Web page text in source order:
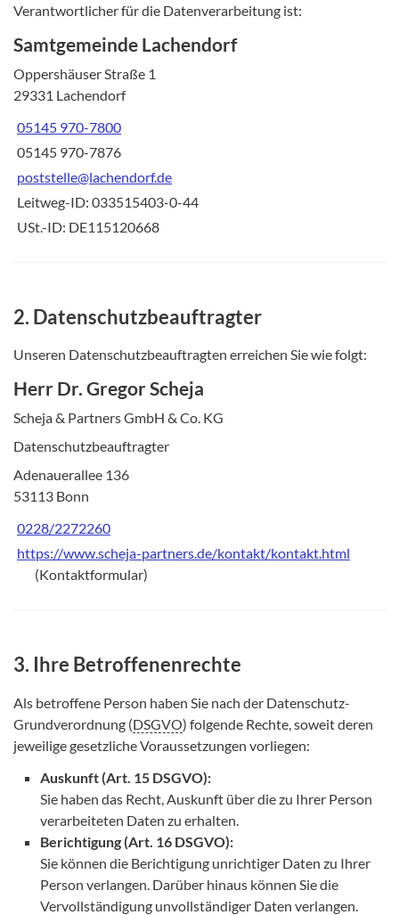
Verantwortlicher für die Datenverarbeitung ist:
Samtgemeinde Lachendorf
Oppershäuser Straße 1
29331 Lachendorf
05145 970-7800
05145 970-7876
poststelle@lachendorf.de
Leitweg-ID: 033515403-0-44
USt.-ID: DE115120668
2. Datenschutzbeauftragter
Unseren Datenschutzbeauftragten erreichen Sie wie folgt:
Herr Dr. Gregor Scheja
Scheja & Partners GmbH & Co. KG
Datenschutzbeauftragter
Adenauerallee 136
53113 Bonn
0228/2272260
https://www.scheja-partners.de/kontakt/kontakt.html
(Kontaktformular)
3. Ihre Betroffenenrechte
Als betroffene Person haben Sie nach der Datenschutz-
Grundverordnung (DSGVO) folgende Rechte, soweit deren
jeweilige gesetzliche Voraussetzungen vorliegen:
Auskunft (Art. 15 DSGVO):
Sie haben das Recht, Auskunft über die zu Ihrer Person
verarbeiteten Daten zu erhalten.
Berichtigung (Art. 16 DSGVO):
Sie können die Berichtigung unrichtiger Daten zu Ihrer
Person verlangen. Darüber hinaus können Sie die
Vervollständigung unvollständiger Daten verlangen.